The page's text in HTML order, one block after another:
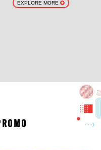
EXPLORE MORE